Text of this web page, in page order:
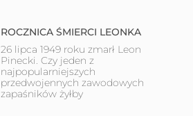
ROCZNICA ŚMIERCI LEONKA
26 lipca 1949 roku zmarł Leon
Pinecki. Czy jeden z
najpopularniejszych
przedwojennych zawodowych
zapaśników żyłby